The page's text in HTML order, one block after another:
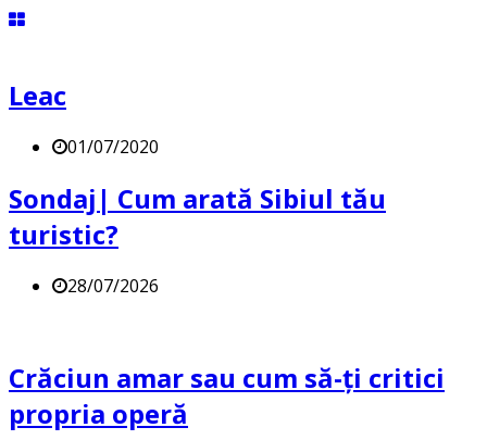
Leac
01/07/2020
Sondaj| Cum arată Sibiul tău
turistic?
28/07/2026
Crăciun amar sau cum să-ți critici
propria operă